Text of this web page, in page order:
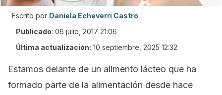
Escrito por Daniela Echeverri Castro
Publicado: 06 julio, 2017 21:06
Última actualización: 10 septiembre, 2025 12:32
Estamos delante de un alimento lácteo que ha
formado parte de la alimentación desde hace